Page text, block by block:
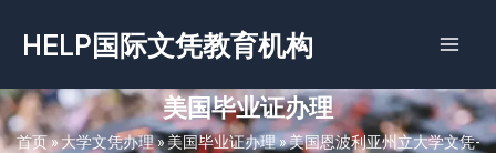
容
HELP国际文凭教育机构
美国毕业证办理
首页»大学文凭办理»美国毕业证办理»美国恩波利亚州立大学文凭-